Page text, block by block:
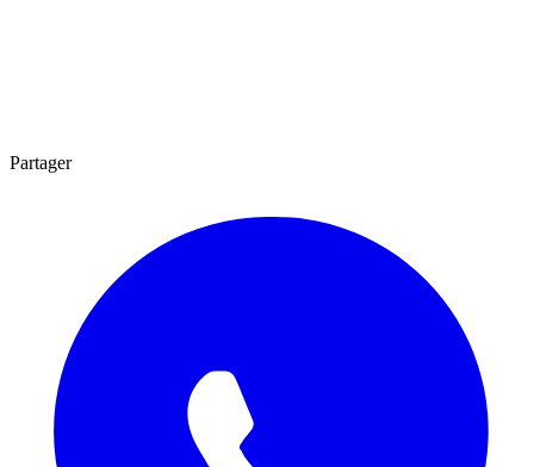
Partager